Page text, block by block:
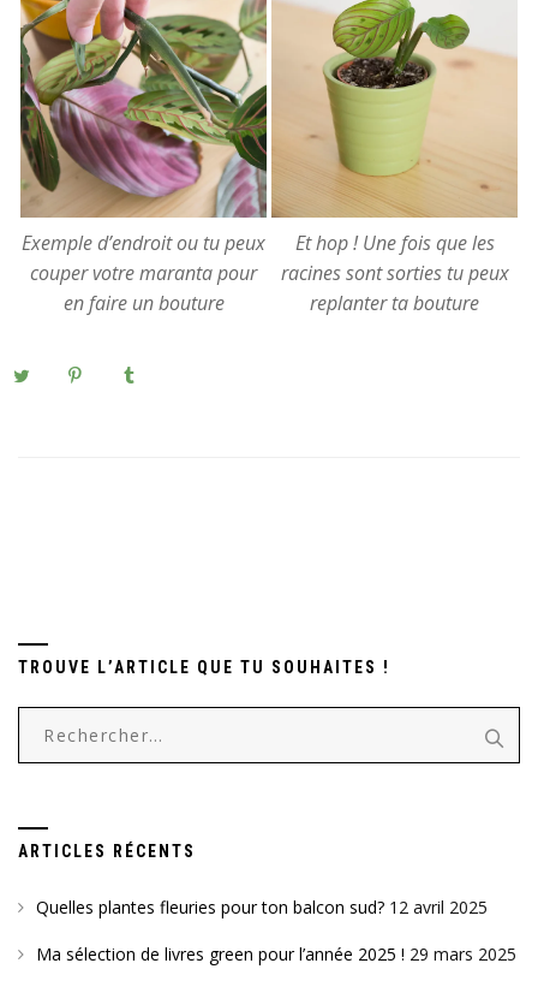
Exemple d’endroit ou tu peux
couper votre maranta pour
en faire un bouture
Et hop ! Une fois que les
racines sont sorties tu peux
replanter ta bouture
TROUVE L’ARTICLE QUE TU SOUHAITES !
Rechercher :
ARTICLES RÉCENTS
Quelles plantes fleuries pour ton balcon sud? 12 avril 2025
Ma sélection de livres green pour l’année 2025 ! 29 mars 2025